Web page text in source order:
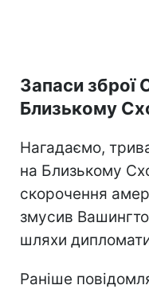
Запаси зброї
Близькому
Нагадаємо,
на Близькому
скорочення
змусив
шляхи
Раніше